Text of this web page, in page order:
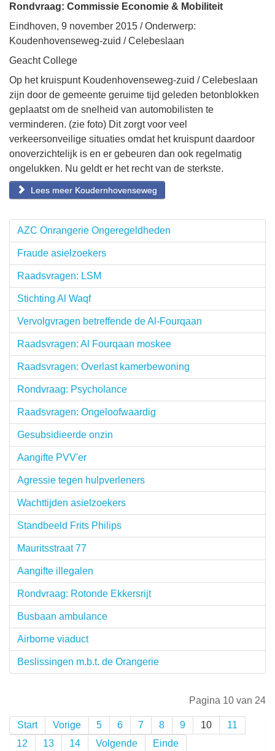
Rondvraag: Commissie Economie & Mobiliteit
Eindhoven, 9 november 2015 / Onderwerp:
Koudenhovenseweg-zuid / Celebeslaan
Geacht College
Op het kruispunt Koudenhovenseweg-zuid / Celebeslaan
zijn door de gemeente geruime tijd geleden betonblokken
geplaatst om de snelheid van automobilisten te
verminderen. (zie foto) Dit zorgt voor veel
verkeersonveilige situaties omdat het kruispunt daardoor
onoverzichtelijk is en er gebeuren dan ook regelmatig
ongelukken. Nu geldt er het recht van de sterkste.
Lees meer Koudernhovenseweg
AZC Onrangerie Ongeregeldheden
Fraude asielzoekers
Raadsvragen: LSM
Stichting Al Waqf
Vervolgvragen betreffende de Al-Fourqaan
Raadsvragen: Al Fourqaan moskee
Raadsvragen: Overlast kamerbewoning
Rondvraag: Psycholance
Raadsvragen: Ongeloofwaardig
Gesubsidieerde onzin
Aangifte PVV'er
Agressie tegen hulpverleners
Wachttijden asielzoekers
Standbeeld Frits Philips
Mauritsstraat 77
Aangifte illegalen
Rondvraag: Rotonde Ekkersrijt
Busbaan ambulance
Airborne viaduct
Beslissingen m.b.t. de Orangerie
Pagina 10 van 24
Start Vorige 5 6 7 8 9 10
11
12
13 14 Volgende Einde